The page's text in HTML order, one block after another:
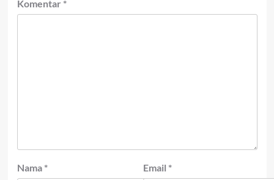
Komentar *
Nama * Email *